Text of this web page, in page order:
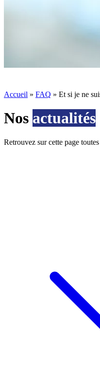
Accueil » FAQ » Et si je ne
Nos actualités
Retrouvez sur cette page